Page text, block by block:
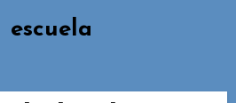
escuela